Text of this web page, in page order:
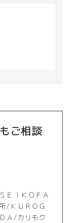
ご相談
ＥＩＫＯＦＡ
/ＫＵＲＯＧ
Ａ/カリモク